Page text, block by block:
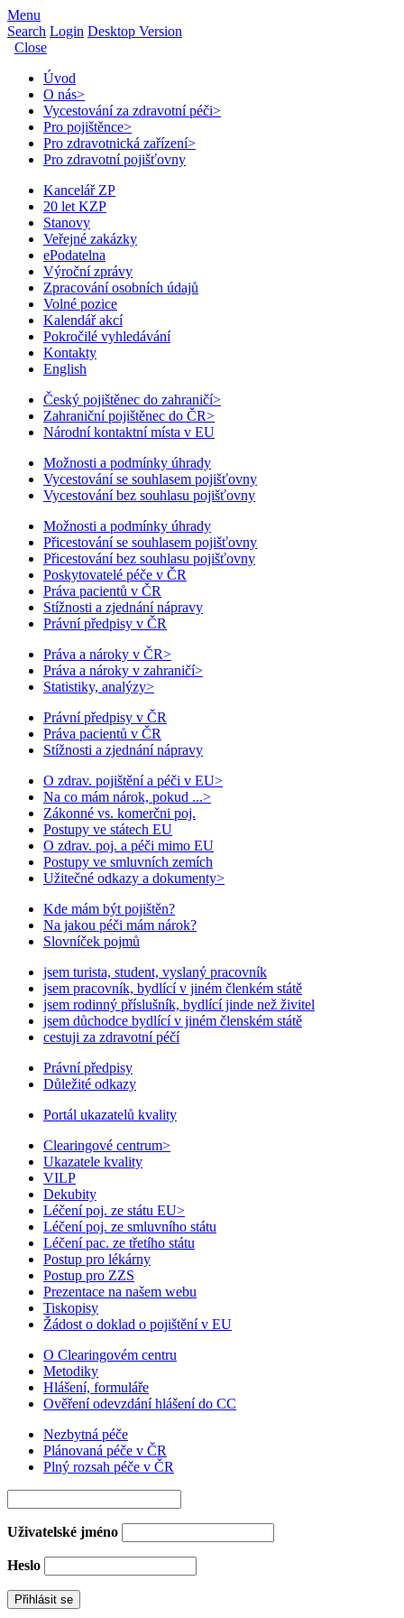
Menu
Search Login Desktop Version
Close
Úvod
O nás>
Vycestování za zdravotní péči>
Pro pojištěnce>
Pro zdravotnická zařízení>
Pro zdravotní pojišťovny
Kancelář ZP
20 let KZP
Stanovy
Veřejné zakázky
ePodatelna
Výroční zprávy
Zpracování osobních údajů
Volné pozice
Kalendář akcí
Pokročilé vyhledávání
Kontakty
English
Český pojištěnec do zahraničí>
Zahraniční pojištěnec do ČR>
Národní kontaktní místa v EU
Možnosti a podmínky úhrady
Vycestování se souhlasem pojišťovny
Vycestování bez souhlasu pojišťovny
Možnosti a podmínky úhrady
Přicestování se souhlasem pojišťovny
Přicestování bez souhlasu pojišťovny
Poskytovatelé péče v ČR
Práva pacientů v ČR
Stížnosti a zjednání nápravy
Právní předpisy v ČR
Práva a nároky v ČR>
Práva a nároky v zahraničí>
Statistiky, analýzy>
Právní předpisy v ČR
Práva pacientů v ČR
Stížnosti a zjednání nápravy
O zdrav. pojištění a péči v EU>
Na co mám nárok, pokud ...>
Zákonné vs. komerčni poj.
Postupy ve státech EU
O zdrav. poj. a péči mimo EU
Postupy ve smluvních zemích
Užitečné odkazy a dokumenty>
Kde mám být pojištěn?
Na jakou péči mám nárok?
Slovníček pojmů
jsem turista, student, vyslaný pracovník
jsem pracovník, bydlící v jiném členkém státě
jsem rodinný příslušník, bydlící jinde než živitel
jsem důchodce bydlící v jiném členském státě
cestuji za zdravotní péčí
Právní předpisy
Důležité odkazy
Portál ukazatelů kvality
Clearingové centrum>
Ukazatele kvality
VILP
Dekubity
Léčení poj. ze státu EU>
Léčení poj. ze smluvního státu
Léčení pac. ze třetího státu
Postup pro lékárny
Postup pro ZZS
Prezentace na našem webu
Tiskopisy
Žádost o doklad o pojištění v EU
O Clearingovém centru
Metodiky
Hlášení, formuláře
Ověření odevzdání hlášení do CC
Nezbytná péče
Plánovaná péče v ČR
Plný rozsah péče v ČR
Uživatelské jméno
Heslo